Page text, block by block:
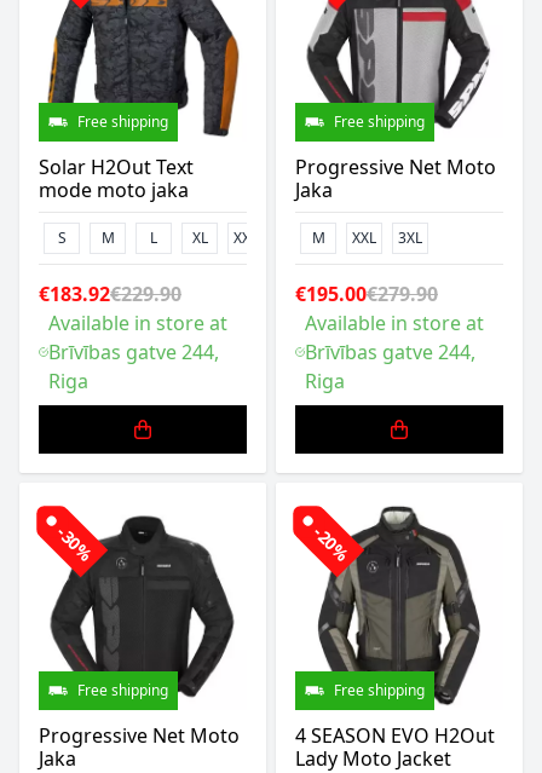
Free shipping
Solar H2Out Text
mode moto jaka
S M L XL XXL
€183.92€229.90
Available in store at
Brīvības gatve 244,
Riga
Free shipping
Progressive Net Moto
Jaka
M XXL 3XL
€195.00€279.90
Available in store at
Brīvības gatve 244,
Riga
-30%
Free shipping
Progressive Net Moto
Jaka
-20%
Free shipping
4 SEASON EVO H2Out
Lady Moto Jacket